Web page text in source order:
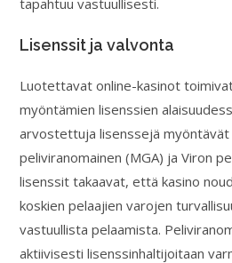
tapahtuu vastuullisesti.
Lisenssit ja valvonta
Luotettavat online-kasinot
myöntämien lisenssien
arvostettuja lisenssejä myöntävät
peliviranomainen (MGA) ja Viron
lisenssit takaavat, että kasino
koskien pelaajien varojen
vastuullista pelaamista.
aktiivisesti lisenssinhaltijoitaan